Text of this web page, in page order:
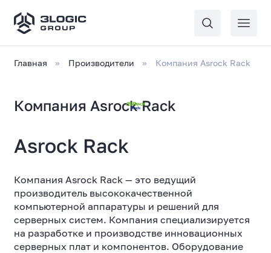
Главная Производители Компания Asrock Rack
Компания Asrock Rack
Asrock Rack
Компания Asrock Rack — это ведущий
производитель высококачественной
компьютерной аппаратуры и решений для
серверных систем. Компания специализируется
на разработке и производстве инновационных
серверных плат и компонентов. Оборудование